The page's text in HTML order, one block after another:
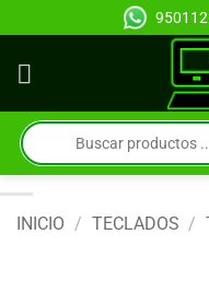
al
contenido
Búsqueda
de
productos
INICIO / TECLADOS /